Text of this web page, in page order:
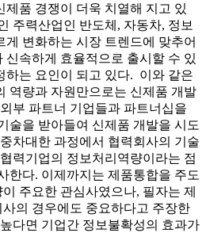
품 경쟁이 더욱 치열해 지고 있
주력산업인 반도체, 자동차, 정보
게 변화하는 시장 트렌드에 맞추어
신속하게 효율적으로 출시할 수 있
하는 요인이 되고 있다. 이와 같은
역량과 자원만으로는 신제품 개발
부 파트너 기업들과 파트너십을
술을 받아들여 신제품 개발을 시도
차대한 과정에서 협력회사의 기술
력기업의 정보처리역량이라는 점
한다. 이제까지는 제품통합을 주도
주요한 관심사였으나, 필자는 제
의 경우에도 중요하다고 주장한
다면 기업간 정보불확성의 효과가